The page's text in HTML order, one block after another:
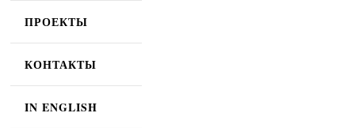
ПРОЕКТЫ
КОНТАКТЫ
IN ENGLISH